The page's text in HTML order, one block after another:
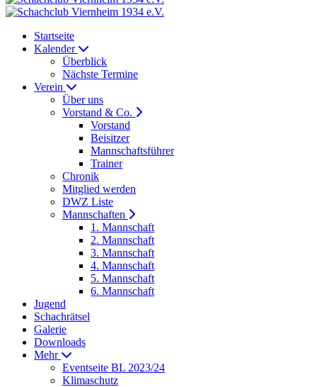
Startseite
Kalender
Überblick
Nächste Termine
Verein
Über uns
Vorstand & Co.
Vorstand
Beisitzer
Mannschaftsführer
Trainer
Chronik
Mitglied werden
DWZ Liste
Mannschaften
1. Mannschaft
2. Mannschaft
3. Mannschaft
4. Mannschaft
5. Mannschaft
6. Mannschaft
Jugend
Schachrätsel
Galerie
Downloads
Mehr
Eventseite BL 2023/24
Klimaschutz